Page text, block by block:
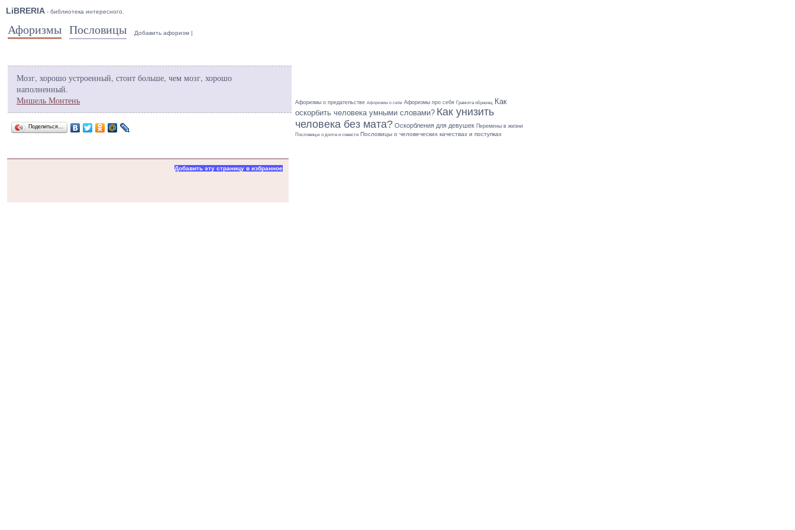
LiBRERIA - библиотека интересного.
Афоризмы Пословицы Добавить афоризм |
Мозг, хорошо устроенный, стоит больше, чем мозг, хорошо
наполненный.
Мишель Монтень
Поделиться…
Афоризмы о предательстве Афоризмы о себе Афоризмы про себя Грамота образец Как
оскорбить человека умными словами? Как унизить
человека без мата? Оскорбления для девушек Перемены в жизни
Пословицы о долге и совести Пословицы о человеческих качествах и поступках
Добавить эту страницу в избранное